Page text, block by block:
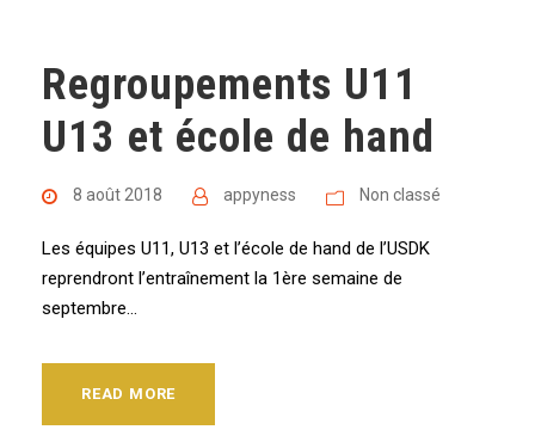
Regroupements U11
U13 et école de hand
8 août 2018 appyness Non classé
Les équipes U11, U13 et l’école de hand de l’USDK
reprendront l’entraînement la 1ère semaine de
septembre…
READ MORE